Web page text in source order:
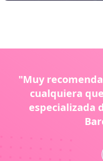
"Muy
cualquiera
especializada